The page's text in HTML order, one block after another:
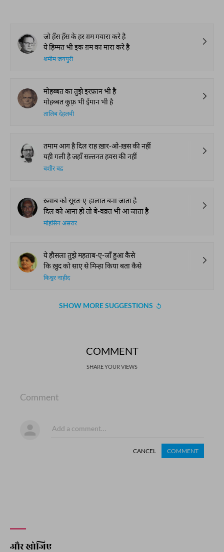
जो हँस हँस के हर ग़म गवारा करे है
ये हिम्मत भी इक ग़म का मारा करे है
शमीम जयपुरी
मोहब्बत का तुझे इरफ़ान भी है
मोहब्बत कुफ़्र भी ईमान भी है
तालिब देहलवी
तमाम आग है दिल राह ख़ार-ओ-ख़स की नहीं
यही गली है जहाँ सल्तनत हवस की नहीं
बशीर बद्र
ख़्वाब को सूरत-ए-हालात बना जाता है
दिल को आना हो तो बे-वक़्त भी आ जाता है
मोहसिन असरार
ये हौसला तुझे महताब-ए-जाँ हुआ कैसे
कि ख़ुद को साए से मिन्हा किया बता कैसे
किश्वर नाहीद
SHOW MORE SUGGESTIONS
COMMENT
SHARE YOUR VIEWS
Comment
CANCEL COMMENT
और खोजिए